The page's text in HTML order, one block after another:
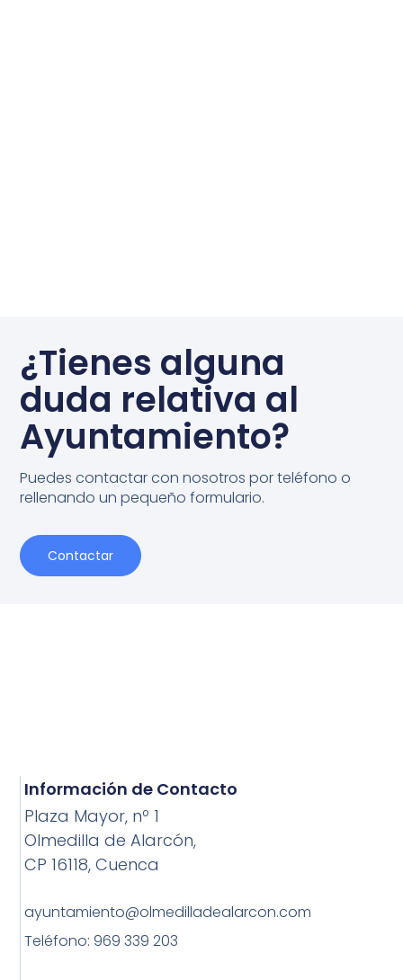
¿Tienes alguna
duda relativa al
Ayuntamiento?
Puedes contactar con nosotros por teléfono o
rellenando un pequeño formulario.
Contactar
Información de Contacto
Plaza Mayor, nº 1
Olmedilla de Alarcón,
CP 16118, Cuenca
ayuntamiento@olmedilladealarcon.com
Teléfono: 969 339 203